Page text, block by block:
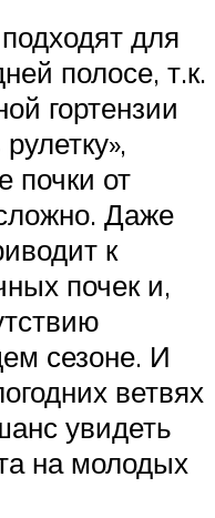
для
полосе, т.к.
гортензии
почки от
Даже
к
почек и,
сезоне. И
ветвях
увидеть
на молодых